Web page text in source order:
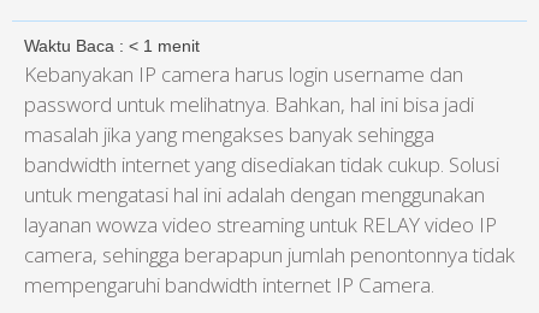
Waktu Baca : < 1 menit
Kebanyakan IP camera harus login username dan
password untuk melihatnya. Bahkan, hal ini bisa jadi
masalah jika yang mengakses banyak sehingga
bandwidth internet yang disediakan tidak cukup. Solusi
untuk mengatasi hal ini adalah dengan menggunakan
layanan wowza video streaming untuk RELAY video IP
camera, sehingga berapapun jumlah penontonnya tidak
mempengaruhi bandwidth internet IP Camera.